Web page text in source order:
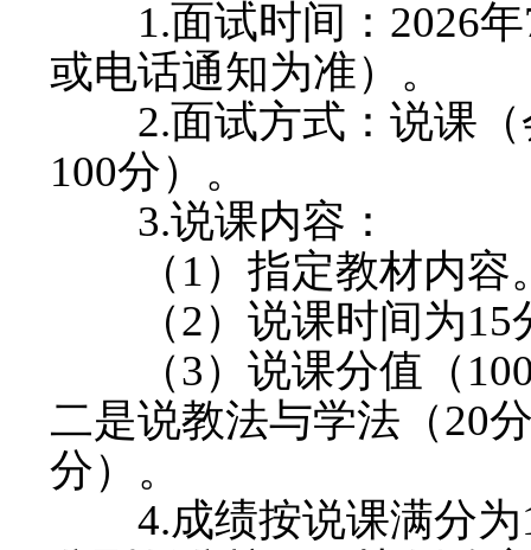
1.面试时间：2026年
或电话通知为准）。
2.面试方式：说课（
100分）。
3.说课内容：
（1）指定教材内容
（2）说课时间为15
（3）说课分值（100
二是说教法与学法（20
分）。
4.成绩按说课满分为